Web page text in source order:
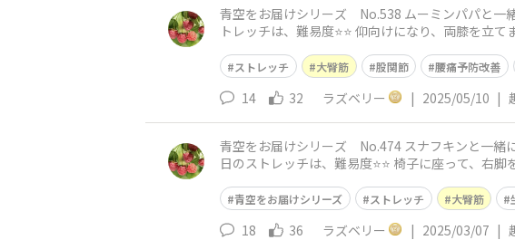
青空をお届けシリーズ No.538 ムーミンパパと一緒に🎩 おはようございます😃 神戸は🌥️ 今の気温は18度、予想最高気温は23度で
トレッチは、難易度⭐️⭐️ 仰向けになり、両膝を立てます。 息を吐きながら、おへそを床に沈めるイメージで、腰をしっかりと床に着けます。 息
ストレッチ 大臀筋 股関節 腰痛予防改善
14 32 ラズベリー | 2025/05/10 |
青空をお届けシリーズ No.474 スナフキンと一緒に💚 おはようございます😃 神戸は晴れです☀️ 今の気温は3度、予想最高気温は10度
日のストレッチは、難易度⭐️⭐️ 椅子に座って、右脚を左脚の上に乗せます。 骨盤を立てて、下腹を引き上げて背筋を伸ばします。 両腕を下に伸
青空をお届けシリーズ ストレッチ 大臀筋
18 36 ラズベリー | 2025/03/07 |